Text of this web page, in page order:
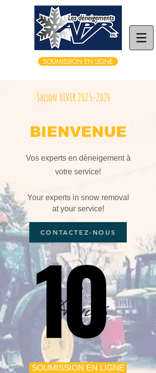
SOUMISSION EN LIGNE
Saison HIVER2025-2026
BIENVENUE
Vos experts en déneigement à
votre service!
Your experts in snow removal
at your service!
CONTACTEZ-NOUS
Ans
SOUMISSION EN LIGNE
10
10